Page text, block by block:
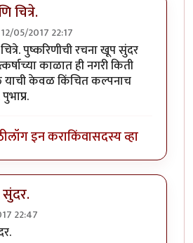
चित्रे.
12/05/2017 22:17
पुष्करिणीची रचना खूप सुंदर
काळात ही नगरी किती
याची केवळ किंचित कल्पनाच
लॉग इन कराकिंवासदस्य व्हा
22:47